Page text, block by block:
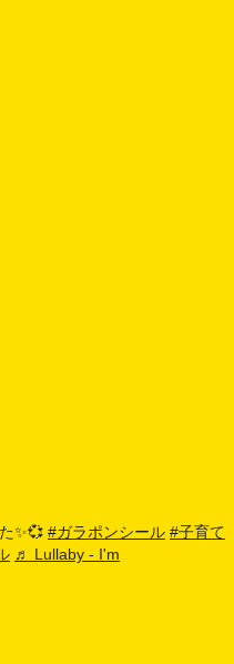
✨💞 #ガラポンシール #子育て
♬ Lullaby - I'm